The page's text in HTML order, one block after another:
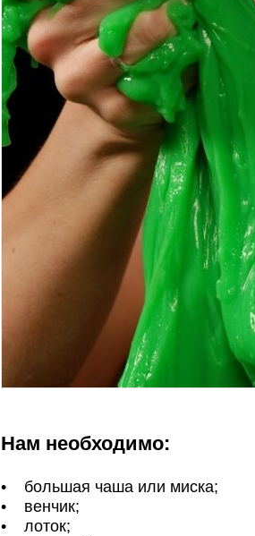
Нам необходимо:
• большая чаша или миска;
• венчик;
• лоток;